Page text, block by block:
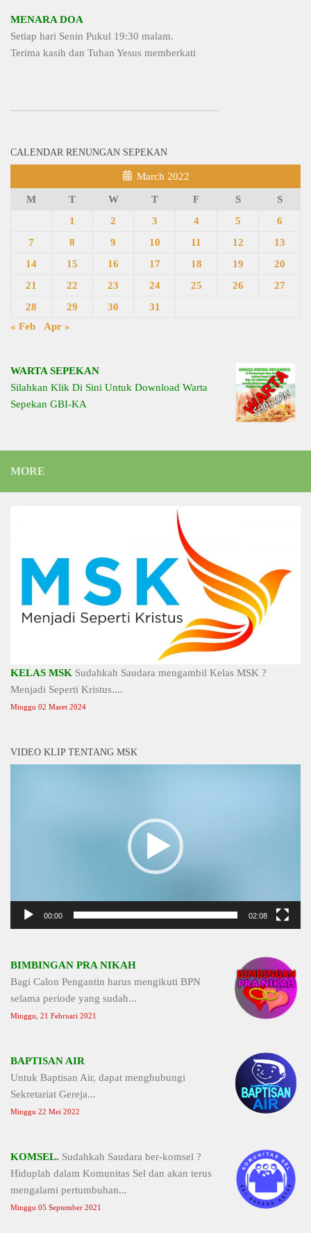
MENARA DOA
Setiap hari Senin Pukul 19:30 malam.
Terima kasih dan Tuhan Yesus memberkati
CALENDAR RENUNGAN SEPEKAN
March 2022
M T W T F S
S
1
2 3 4 5
6
7
8 9 10 11 12
13
14
15 16 17 18 19
20
21
22 23 24 25 26
27
28
29 30
31
« Feb
Apr »
WARTA SEPEKAN
Silahkan Klik Di Sini Untuk Download Warta
Sepekan GBI-KA
MORE
KELAS MSK Sudahkah Saudara mengambil Kelas MSK ?
Menjadi Seperti Kristus....
Minggu 02 Maret 2024
VIDEO KLIP TENTANG MSK
00:00 02:08
BIMBINGAN PRA NIKAH
Bagi Calon Pengantin harus mengikuti BPN
selama periode yang sudah...
Minggu, 21 Februari 2021
BAPTISAN AIR
Untuk Baptisan Air, dapat menghubungi
Sekretariat Gereja...
Minggu 22 Mei 2022
KOMSEL. Sudahkah Saudara ber-komsel ?
Hiduplah dalam Komunitas Sel dan akan terus
mengalami pertumbuhan...
Minggu 05 September 2021